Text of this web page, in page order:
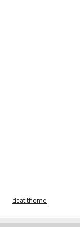
dcat:theme